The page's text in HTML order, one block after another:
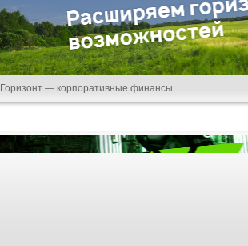
Горизонт — корпоративные финансы